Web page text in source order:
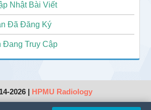
Nhật Bài Viết
Đã Đăng Ký
Đang Truy Cập
2026 | HPMU Radiology